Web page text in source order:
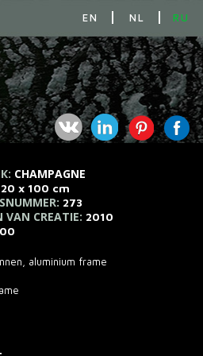
EN NL RU
CHAMPAGNE
x 100 cm
273
VAN CREATIE: 2010
aluminium frame